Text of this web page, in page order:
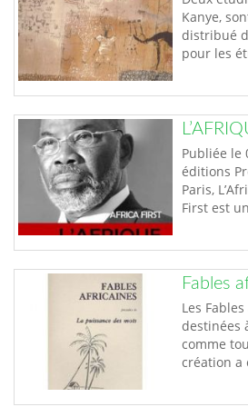
Kanye,
distribué
pour les
conditions
d’emplois,
la
enfermés
Publiée le
éditions
Paris,
First est
Koffi
Préfacé
ancien
Africaine
(BAD) et
directeu…
Fables
Les
destinées
comme
création a
une